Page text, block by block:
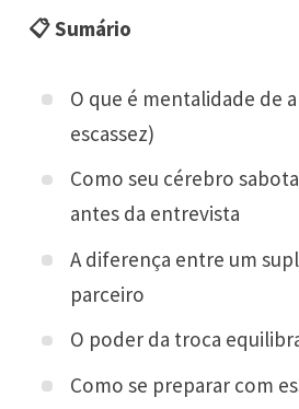
📋 Sumário
O que é mentalidade de
escassez)
Como seu cérebro
antes da entrevista
A diferença entre um
parceiro
O poder da troca
Como se preparar com